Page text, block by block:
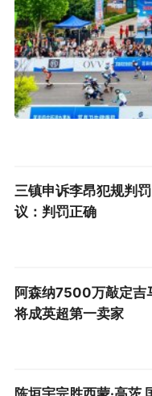
切尔西阵容：菲利
法纳、科尔威尔、
·詹姆斯）、莫伊塞
南德斯、库库雷利
三镇申诉李昂犯规判
议：判罚正确
阿森纳7500万敲定吉
将成英超第一卖家